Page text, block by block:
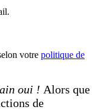
votre politique de
oui ! Alors que
de